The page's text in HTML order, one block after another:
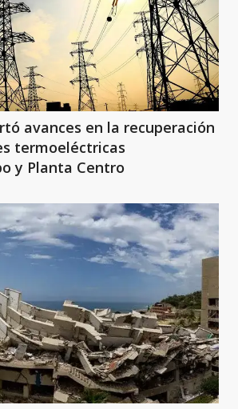
avances en la recuperación
termoeléctricas
y Planta Centro